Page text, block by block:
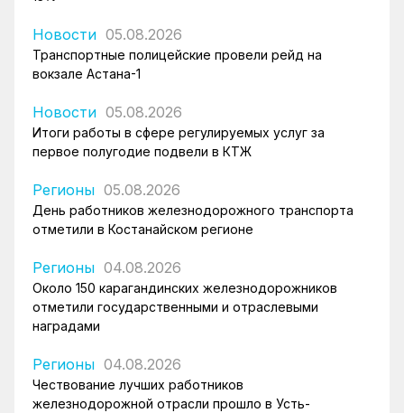
Новости 05.08.2026
Транспортные полицейские провели рейд на
вокзале Астана-1
Новости 05.08.2026
Итоги работы в сфере регулируемых услуг за
первое полугодие подвели в КТЖ
Регионы 05.08.2026
День работников железнодорожного транспорта
отметили в Костанайском регионе
Регионы 04.08.2026
Около 150 карагандинских железнодорожников
отметили государственными и отраслевыми
наградами
Регионы 04.08.2026
Чествование лучших работников
железнодорожной отрасли прошло в Усть-